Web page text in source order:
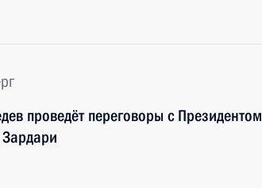
проведёт переговоры с Президентом